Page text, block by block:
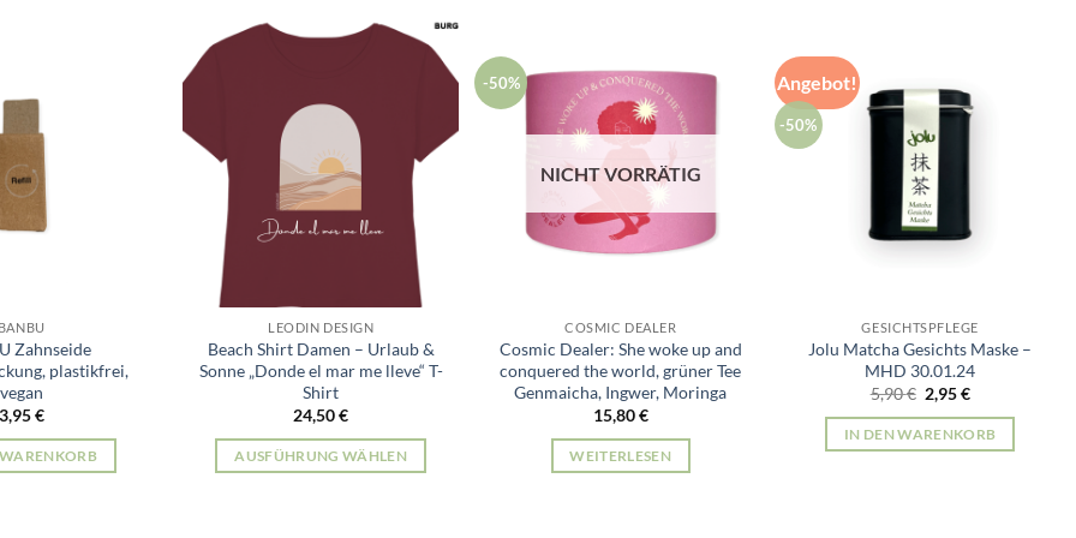
BANBU
Zahnseide
plastikfrei,
vegan
3,95€
LEODIN DESIGN
Beach Shirt Damen – Urlaub &
Sonne „Donde el mar me lleve“ T-
Shirt
24,50€
AUSFÜHRUNG WÄHLEN
-50%
NICHT VORRÄTIG
COSMIC DEALER
Cosmic Dealer: She woke up and
conquered the world, grüner Tee
Genmaicha, Ingwer, Moringa
15,80€
WEITERLESEN
Angebot!
-50%
GESICHTSPFLEGE
Jolu Matcha Gesichts Maske –
MHD 30.01.24
5,90€ Ursprünglicher
Preis
war:
5,90 €
2,95€Aktueller
ist:
2,95 €.
IN DEN WARENKORB